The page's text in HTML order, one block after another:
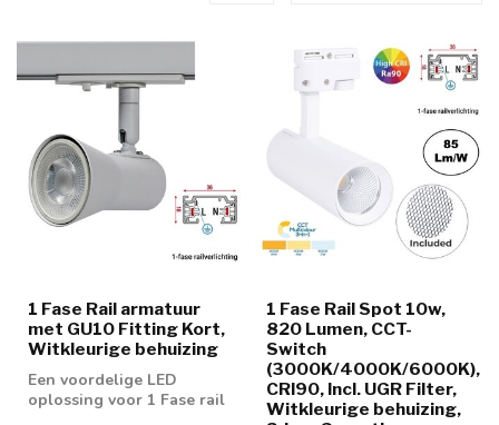
1 Fase Rail armatuur
met GU10 Fitting Kort,
Witkleurige behuizing
Een voordelige LED
oplossing voor 1 Fase rail
1 Fase Rail Spot 10w,
820 Lumen, CCT-
Switch
(3000K/4000K/6000K),
CRI90, Incl. UGR Filter,
Witkleurige behuizing,